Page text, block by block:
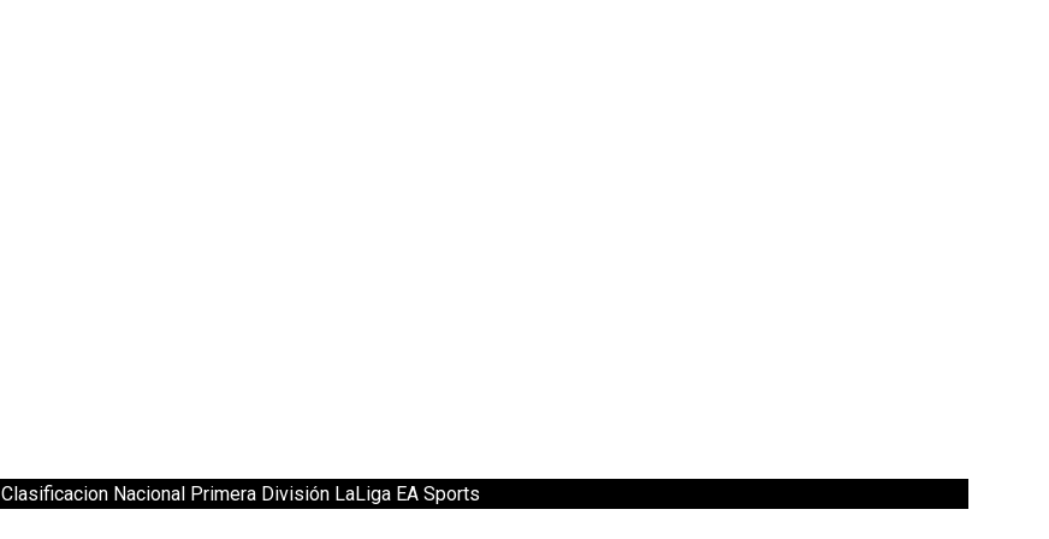
Clasificacion Nacional Primera División LaLiga EA Sports